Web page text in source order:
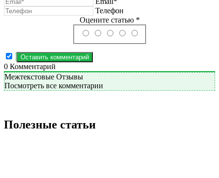
Телефон
Оцените статью *
0 Комментарий
Межтекстовые Отзывы
Посмотреть все комментарии
Полезные статьи